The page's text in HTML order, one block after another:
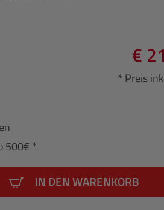
€
* Preis
500€ *
IN DEN WARENKORB